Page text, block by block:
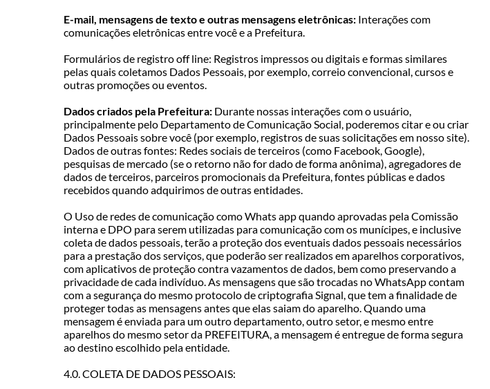
E-mail, mensagens de texto e outras mensagens eletrônicas: Interações com
comunicações eletrônicas entre você e a Prefeitura.
Formulários de registro off line: Registros impressos ou digitais e formas similares
pelas quais coletamos Dados Pessoais, por exemplo, correio convencional, cursos e
outras promoções ou eventos.
Dados criados pela Prefeitura: Durante nossas interações com o usuário,
principalmente pelo Departamento de Comunicação Social, poderemos citar e ou criar
Dados Pessoais sobre você (por exemplo, registros de suas solicitações em nosso site).
Dados de outras fontes: Redes sociais de terceiros (como Facebook, Google),
pesquisas de mercado (se o retorno não for dado de forma anônima), agregadores de
dados de terceiros, parceiros promocionais da Prefeitura, fontes públicas e dados
recebidos quando adquirimos de outras entidades.
O Uso de redes de comunicação como Whats app quando aprovadas pela Comissão
interna e DPO para serem utilizadas para comunicação com os munícipes, e inclusive
coleta de dados pessoais, terão a proteção dos eventuais dados pessoais necessários
para a prestação dos serviços, que poderão ser realizados em aparelhos corporativos,
com aplicativos de proteção contra vazamentos de dados, bem como preservando a
privacidade de cada indivíduo. As mensagens que são trocadas no WhatsApp contam
com a segurança do mesmo protocolo de criptografia Signal, que tem a finalidade de
proteger todas as mensagens antes que elas saiam do aparelho. Quando uma
mensagem é enviada para um outro departamento, outro setor, e mesmo entre
aparelhos do mesmo setor da PREFEITURA, a mensagem é entregue de forma segura
ao destino escolhido pela entidade.
4.0. COLETA DE DADOS PESSOAIS: